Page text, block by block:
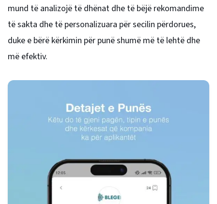
mund të analizojë të dhënat dhe të bëjë rekomandime
të sakta dhe të personalizuara për secilin përdorues,
duke e bërë kërkimin për punë shumë më të lehtë dhe
më efektiv.